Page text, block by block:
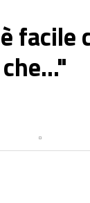
facile